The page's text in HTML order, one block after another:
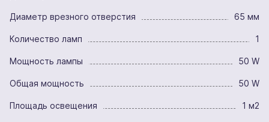
Диаметр врезного отверстия 65 мм
Количество ламп 1
Мощность лампы 50 W
Общая мощность 50 W
Площадь освещения 1 м2